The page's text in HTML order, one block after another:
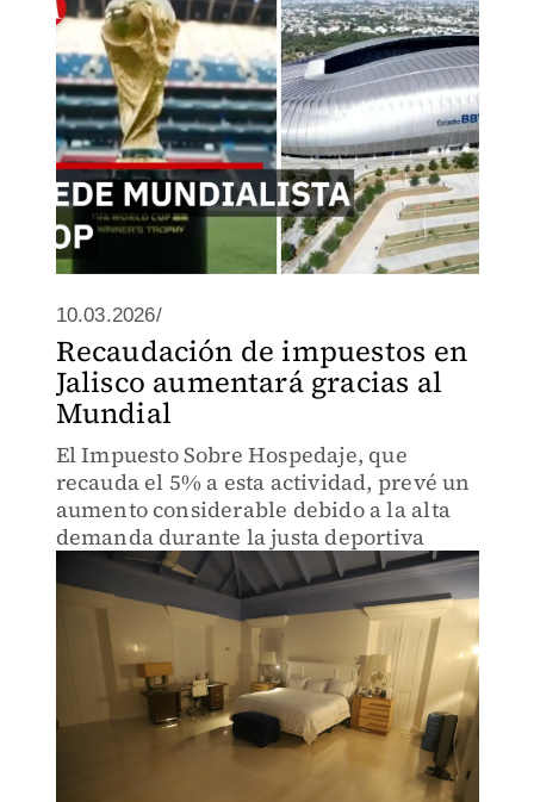
10.03.2026/
Recaudación de impuestos en
Jalisco aumentará gracias al
Mundial
El Impuesto Sobre Hospedaje, que
recauda el 5% a esta actividad, prevé un
aumento considerable debido a la alta
demanda durante la justa deportiva